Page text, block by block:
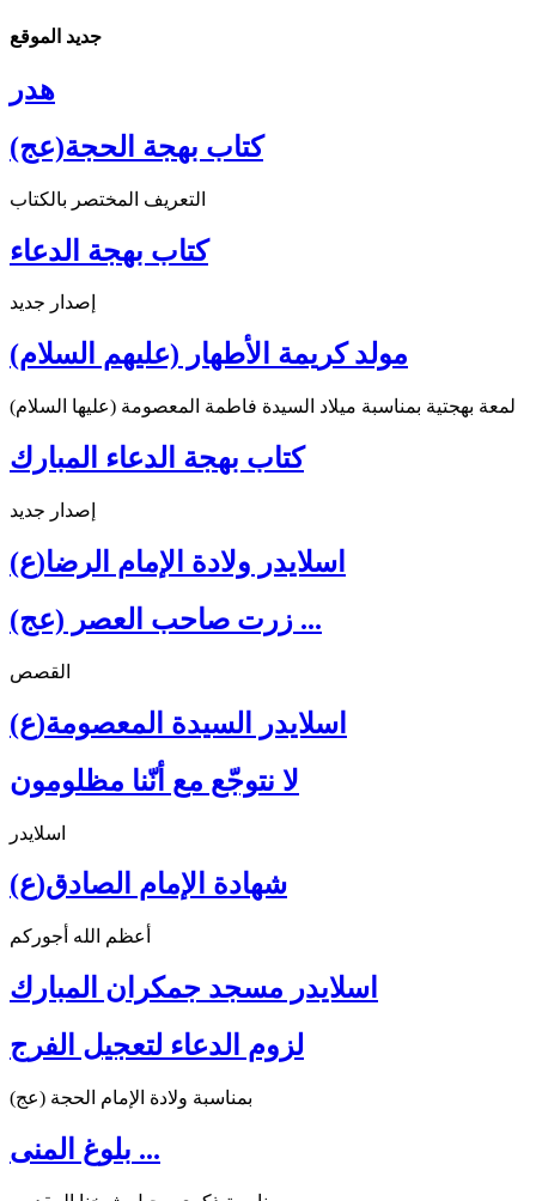
جديد الموقع
هدر
كتاب بهجة الحجة(عج)
التعريف المختصر بالكتاب
كتاب بهجة الدعاء
إصدار جديد
مولد كريمة الأطهار (عليهم السلام)
لمعة بهجتية بمناسبة ميلاد السيدة فاطمة المعصومة (عليها السلام)
كتاب بهجة الدعاء المبارك
إصدار جديد
اسلايدر ولادة الإمام الرضا(ع)
زرت صاحب العصر (عج) ...
القصص
اسلايدر السيدة المعصومة(ع)
لا نتوجّع مع أنّنا مظلومون
اسلايدر
شهادة الإمام الصادق(ع)
أعظم الله أجوركم
اسلايدر مسجد جمكران المبارك
لزوم الدعاء لتعجيل الفرج
بمناسبة ولادة الإمام الحجة (عج)
بلوغ المنى ...